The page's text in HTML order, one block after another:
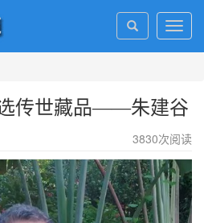
传世藏品——朱建谷
3830次阅读